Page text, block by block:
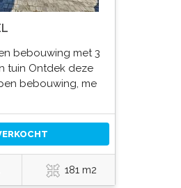
bebouwing met 3
tuin Ontdek deze
bebouwing, me
181 m2